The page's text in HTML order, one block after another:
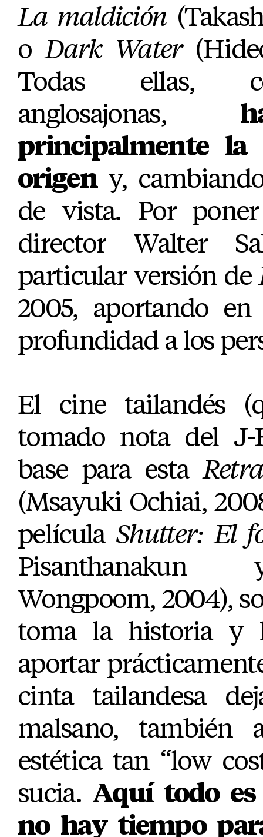
La maldición
oDark Water
Todas ellas,
anglosajonas,
principalmente
origeny,
de vista. Por
director Walter
particular versión de
2005, aportando
profundidad a los
El cine tailandés
tomado nota del
base para esta
(Msayuki Ochiai,
película Shutter: El
Wongpoom, 2004),
toma la historia y
aportar
cinta tailandesa
malsano, también
estética tan “low
sucia. Aquí todo
no hay tiempo